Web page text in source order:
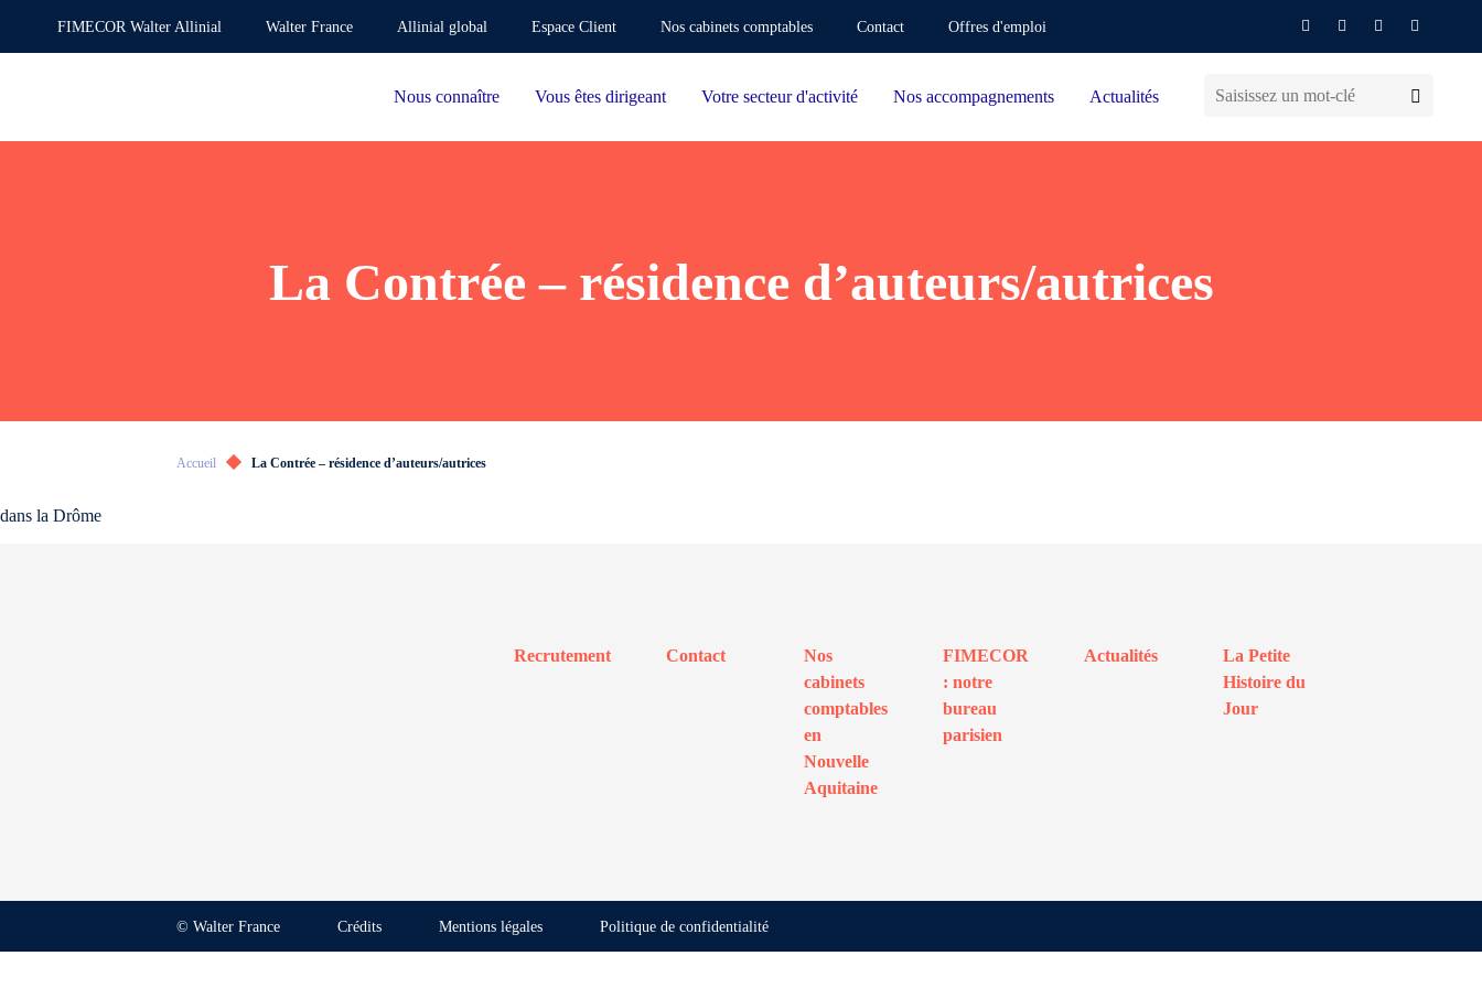
FIMECOR Walter Allinial Walter France Allinial global Espace Client Nos cabinets comptables Contact Offres d'emploi
Nous connaître Vous êtes dirigeant Votre secteur d'activité Nos accompagnements Actualités
La Contrée – résidence d’auteurs/autrices
Accueil La Contrée – résidence d’auteurs/autrices
dans la Drôme
Recrutement Contact
Nos
cabinets
comptables
en
Nouvelle
Aquitaine
FIMECOR
: notre
bureau
parisien
Actualités
La Petite
Histoire du
Jour
© Walter France Crédits Mentions légales Politique de confidentialité